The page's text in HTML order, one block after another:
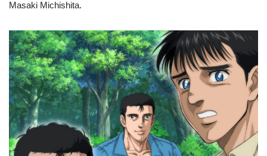
Masaki Michishita.